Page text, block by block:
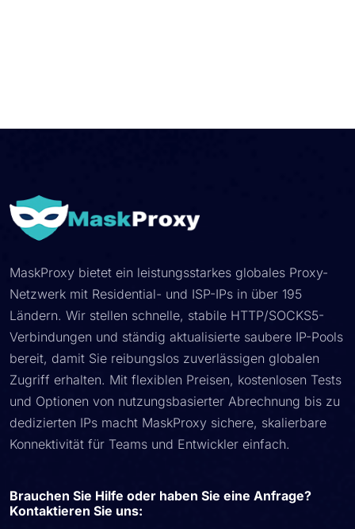
MaskProxy bietet ein leistungsstarkes globales Proxy-
Netzwerk mit Residential- und ISP-IPs in über 195
Ländern. Wir stellen schnelle, stabile HTTP/SOCKS5-
Verbindungen und ständig aktualisierte saubere IP-Pools
bereit, damit Sie reibungslos zuverlässigen globalen
Zugriff erhalten. Mit flexiblen Preisen, kostenlosen Tests
und Optionen von nutzungsbasierter Abrechnung bis zu
dedizierten IPs macht MaskProxy sichere, skalierbare
Konnektivität für Teams und Entwickler einfach.
Brauchen Sie Hilfe oder haben Sie eine Anfrage?
Kontaktieren Sie uns: